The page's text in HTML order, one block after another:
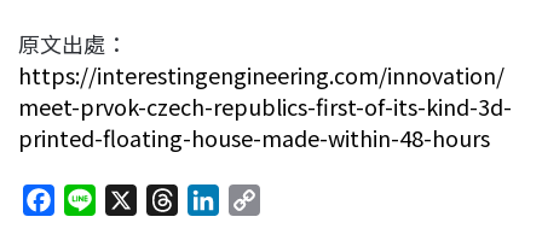
原文出處：
https://interestingengineering.com/innovation/
meet-prvok-czech-republics-first-of-its-kind-3d-
printed-floating-house-made-within-48-hours